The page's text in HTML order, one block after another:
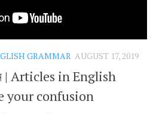
GRAMMAR AUGUST 17, 2019
| Articles in English
your confusion